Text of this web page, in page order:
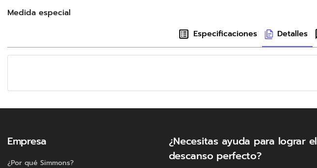
Medida especial
Especificaciones
Detalles
Empresa
¿Por qué Simmons?
¿Necesitas ayuda para lograr el
descanso perfecto?